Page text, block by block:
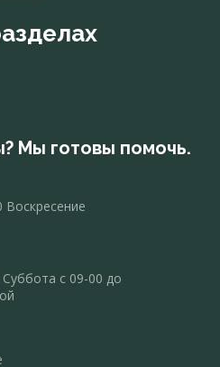
Мы готовы помочь.
Воскресение
с 09-00 до